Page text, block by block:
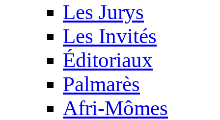
Les Jurys
Les Invités
Éditoriaux
Palmarès
Afri-Mômes